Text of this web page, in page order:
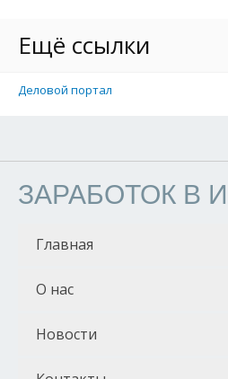
Ещё ссылки
Деловой портал
ЗАРАБОТОК В
Главная
О нас
Новости